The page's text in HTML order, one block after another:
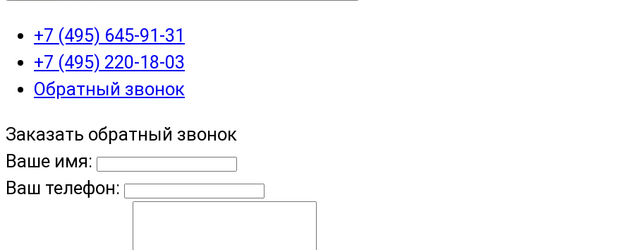
+7 (495) 645-91-31
+7 (495) 220-18-03
Обратный звонок
Заказать обратный звонок
Ваше имя:
Ваш телефон: